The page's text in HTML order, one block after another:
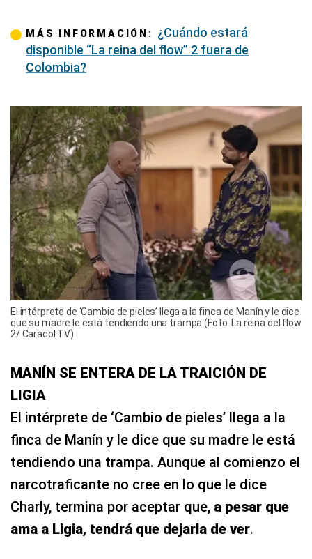
MÁS INFORMACIÓN: ¿Cuándo estará
disponible “La reina del flow” 2 fuera de
Colombia?
El intérprete de ‘Cambio de pieles’ llega a la finca de Manín y le dice
que su madre le está tendiendo una trampa (Foto: La reina del flow
2/ Caracol TV)
MANÍN SE ENTERA DE LA TRAICIÓN DE
LIGIA
El intérprete de ‘Cambio de pieles’ llega a la
finca de Manín y le dice que su madre le está
tendiendo una trampa. Aunque al comienzo el
narcotraficante no cree en lo que le dice
Charly, termina por aceptar que, a pesar que
ama a Ligia, tendrá que dejarla de ver.